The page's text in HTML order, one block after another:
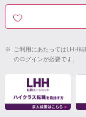
※ ご利用にあたってはLHH
のログインが必要です。